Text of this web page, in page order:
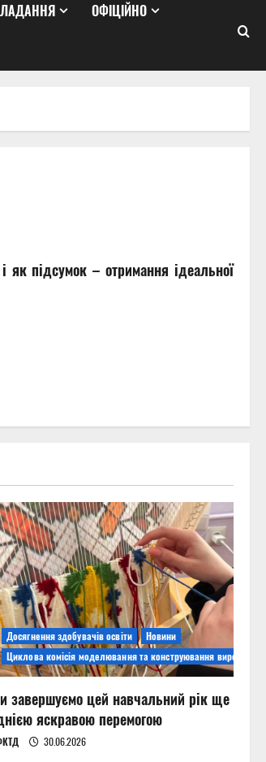
ОФІЦІЙНО
і як підсумок – отримання ідеальної
Досягнення здобувачів освіти
Новини
Циклова комісія моделювання та конструювання виробів
завершуємо цей навчальний рік ще
яскравою перемогою
30.06.2026